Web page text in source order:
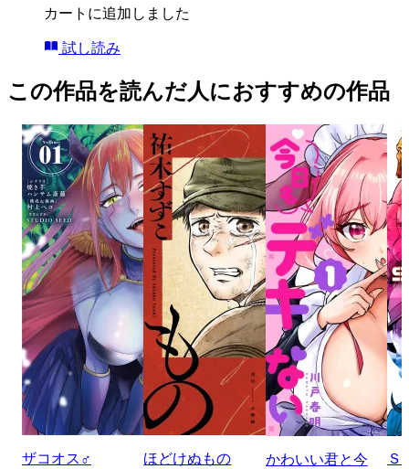
カートに追加しました
試し読み
この作品を読んだ人におすすめの作品
ザコオス♂ ほどけぬもの
かわいい君と今